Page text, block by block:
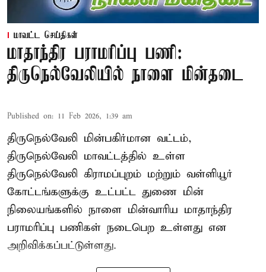
மாவட்ட செய்திகள்
மாதாந்திர பராமரிப்பு பணி:
திருநெல்வேலியில் நாளை மின்தடை
Published on: 11 Feb 2026, 1:39 am
திருநெல்வேலி மின்பகிர்மான வட்டம்,
திருநெல்வேலி மாவட்டத்தில் உள்ள
திருநெல்வேலி கிராமப்புறம் மற்றும் வள்ளியூர்
கோட்டங்களுக்கு உட்பட்ட துணை மின்
நிலையங்களில் நாளை மின்வாரிய மாதாந்திர
பராமரிப்பு பணிகள் நடைபெற உள்ளது என
அறிவிக்கப்பட்டுள்ளது.